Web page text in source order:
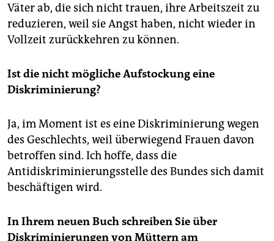
Väter ab, die sich nicht trauen, ihre Arbeitszeit zu
reduzieren, weil sie Angst haben, nicht wieder in
Vollzeit zurückkehren zu können.
Ist die nicht mögliche Aufstockung eine
Diskriminierung?
Ja, im Moment ist es eine Diskriminierung wegen
des Geschlechts, weil überwiegend Frauen davon
betroffen sind. Ich hoffe, dass die
Antidiskriminierungsstelle des Bundes sich damit
beschäftigen wird.
In Ihrem neuen Buch schreiben Sie über
Diskriminierungen von Müttern am